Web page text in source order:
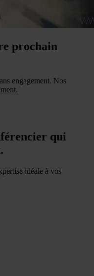
prochain
engagement. Nos
qui
idéale à vos